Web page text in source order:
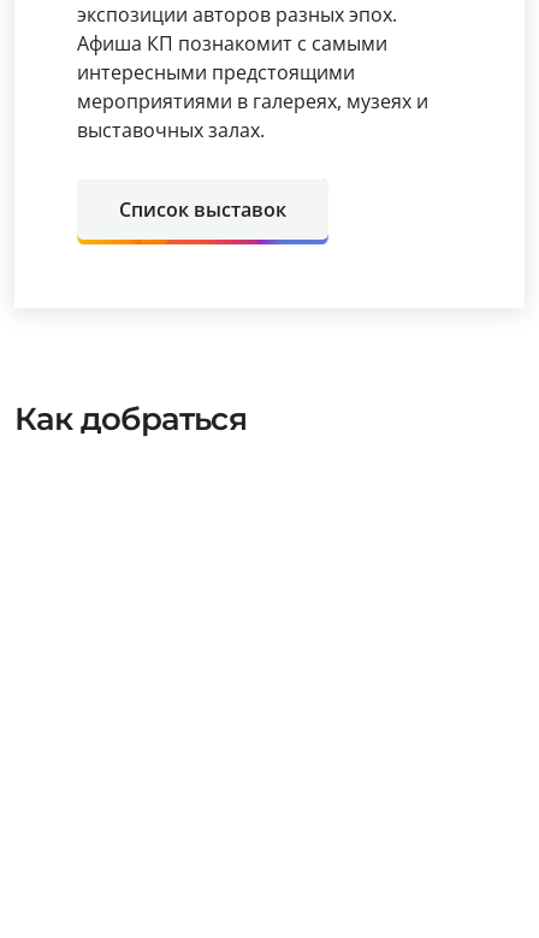
экспозиции авторов разных эпох.
Афиша КП познакомит с самыми
интересными предстоящими
мероприятиями в галереях, музеях и
выставочных залах.
Список выставок
Как добраться